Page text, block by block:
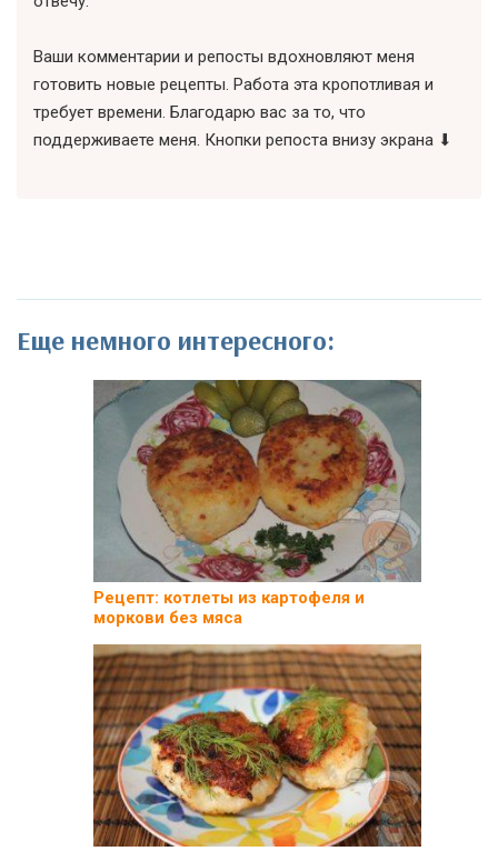
Ваши комментарии и репосты вдохновляют меня
готовить новые рецепты. Работа эта кропотливая и
требует времени. Благодарю вас за то, что
поддерживаете меня. Кнопки репоста внизу экрана ⬇
Еще немного интересного:
Рецепт: котлеты из картофеля и
моркови без мяса